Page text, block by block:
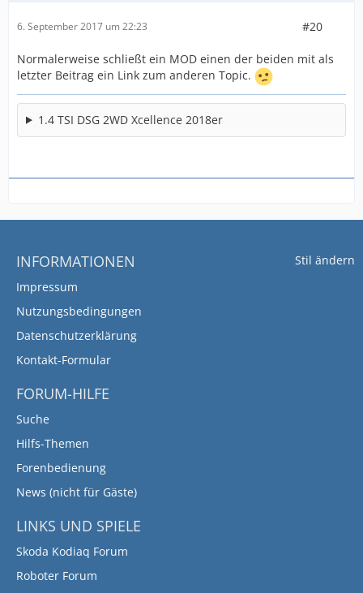
6. September 2017 um 22:23 #20
Normalerweise schließt ein MOD einen der beiden mit als
letzter Beitrag ein Link zum anderen Topic.
1.4 TSI DSG 2WD Xcellence 2018er
Stil ändern
INFORMATIONEN
Impressum
Nutzungsbedingungen
Datenschutzerklärung
Kontakt-Formular
FORUM-HILFE
Suche
Hilfs-Themen
Forenbedienung
News (nicht für Gäste)
LINKS UND SPIELE
Skoda Kodiaq Forum
Roboter Forum